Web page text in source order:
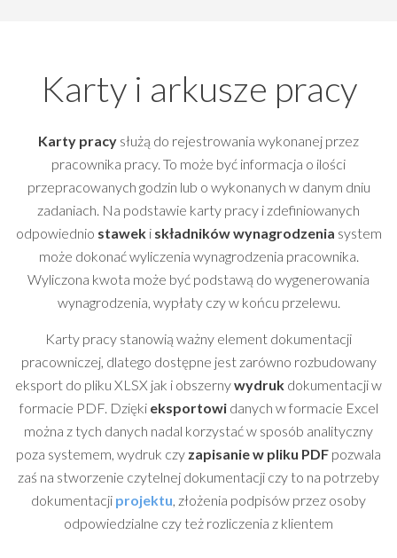
Karty i arkusze pracy
Karty pracy służą do rejestrowania wykonanej przez
pracownika pracy. To może być informacja o ilości
przepracowanych godzin lub o wykonanych w danym dniu
zadaniach. Na podstawie karty pracy i zdefiniowanych
odpowiednio stawek iskładników wynagrodzenia system
może dokonać wyliczenia wynagrodzenia pracownika.
Wyliczona kwota może być podstawą do wygenerowania
wynagrodzenia, wypłaty czy w końcu przelewu.
Karty pracy stanowią ważny element dokumentacji
pracowniczej, dlatego dostępne jest zarówno rozbudowany
eksport do pliku XLSX jak i obszernywydruk dokumentacji w
formacie PDF. Dzięki eksportowi danych w formacie Excel
można z tych danych nadal korzystać w sposób analityczny
poza systemem, wydruk czy zapisanie w pliku PDF pozwala
zaś na stworzenie czytelnej dokumentacji czy to na potrzeby
dokumentacji projektu, złożenia podpisów przez osoby
odpowiedzialne czy też rozliczenia z klientem